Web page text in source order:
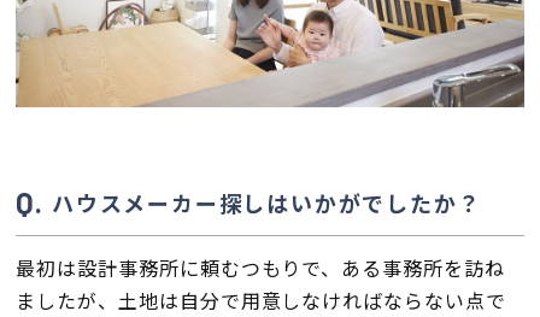
モデルハウス紹介
会社案内
経営理念・
会社案内
ハウスメーカー探しはいかがでしたか？
最初は設計事務所に頼むつもりで、ある事務所を訪ね
ましたが、土地は自分で用意しなければならない点で